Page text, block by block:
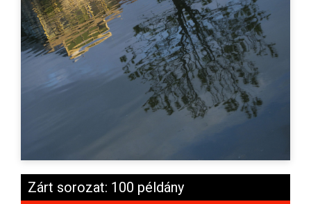
Zárt sorozat: 100 példány